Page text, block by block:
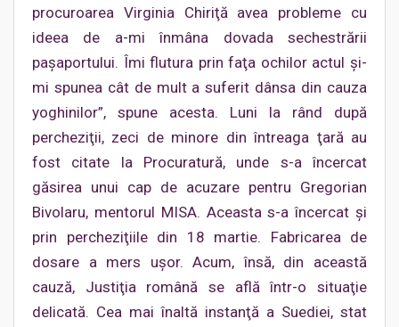
procuroarea Virginia Chiriţă avea probleme cu
ideea de a-mi înmâna dovada sechestrării
paşaportului. Îmi flutura prin faţa ochilor actul şi-
mi spunea cât de mult a suferit dânsa din cauza
yoghinilor”, spune acesta. Luni la rând după
percheziţii, zeci de minore din întreaga ţară au
fost citate la Procuratură, unde s-a încercat
găsirea unui cap de acuzare pentru Gregorian
Bivolaru, mentorul MISA. Aceasta s-a încercat şi
prin percheziţiile din 18 martie. Fabricarea de
dosare a mers uşor. Acum, însă, din această
cauză, Justiţia română se află într-o situaţie
delicată. Cea mai înaltă instanţă a Suediei, stat